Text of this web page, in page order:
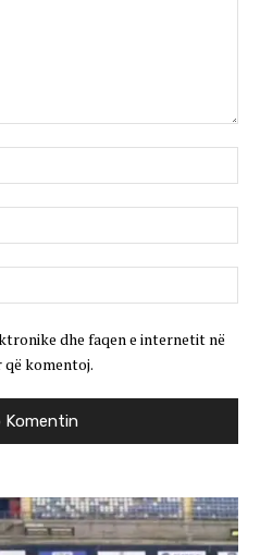
dhe faqen e internetit në
komentoj.